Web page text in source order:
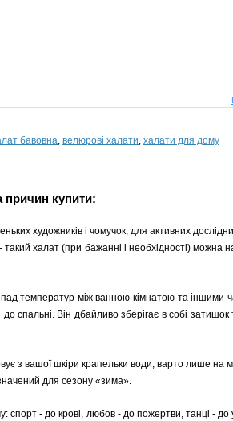
бавовна, велюрові халати, халати для дому
причин купити:
художників і чомучок, для активних
халат (при бажанні і необхідності)
температур між ванною кімнатою та іншими
Він дбайливо зберігає в собі
з вашої шкіри крапельки води, варто лише на
для сезону «зима».
- до крові, любов - до пожертви, танці - до